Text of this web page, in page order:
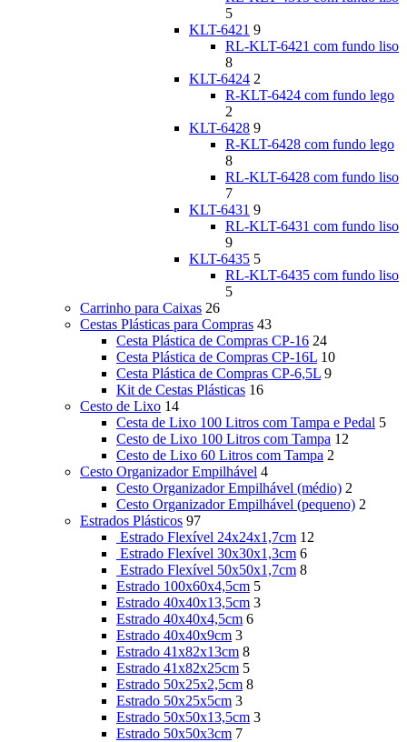
5
KLT-6421 9
RL-KLT-6421 com fundo liso
8
KLT-6424 2
R-KLT-6424 com fundo lego
2
KLT-6428 9
R-KLT-6428 com fundo lego
8
RL-KLT-6428 com fundo liso
7
KLT-6431 9
RL-KLT-6431 com fundo liso
9
KLT-6435 5
RL-KLT-6435 com fundo liso
5
Carrinho para Caixas 26
Cestas Plásticas para Compras 43
Cesta Plástica de Compras CP-16 24
Cesta Plástica de Compras CP-16L 10
Cesta Plástica de Compras CP-6,5L 9
Kit de Cestas Plásticas 16
Cesto de Lixo 14
Cesta de Lixo 100 Litros com Tampa e Pedal 5
Cesto de Lixo 100 Litros com Tampa 12
Cesto de Lixo 60 Litros com Tampa 2
Cesto Organizador Empilhável 4
Cesto Organizador Empilhável (médio) 2
Cesto Organizador Empilhável (pequeno) 2
Estrados Plásticos 97
Estrado Flexível 24x24x1,7cm 12
Estrado Flexível 30x30x1,3cm 6
Estrado Flexível 50x50x1,7cm 8
Estrado 100x60x4,5cm 5
Estrado 40x40x13,5cm 3
Estrado 40x40x4,5cm 6
Estrado 40x40x9cm 3
Estrado 41x82x13cm 8
Estrado 41x82x25cm 5
Estrado 50x25x2,5cm 8
Estrado 50x25x5cm 3
Estrado 50x50x13,5cm 3
Estrado 50x50x3cm 7